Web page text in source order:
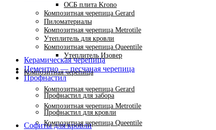
ОСБ плита Krono
Пиломатериалы
Утеплитель для кровли
Утеплитель Изовер
Композитная черепица
Композитная черепица Gerard
Композитная черепица Metrotile
Композитная черепица Queentile
Композитная черепица Gerard
Композитная черепица Metrotile
Композитная черепица Queentile
Керамическая черепица
Цементно — песчаная черепица
Профнастил
Профнастил для забора
Профнастил для кровли
Софиты для кровли